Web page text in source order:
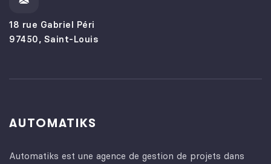
18 rue Gabriel Péri
97450, Saint-Louis
AUTOMATIKS
Automatiks est une agence de gestion de projets dans